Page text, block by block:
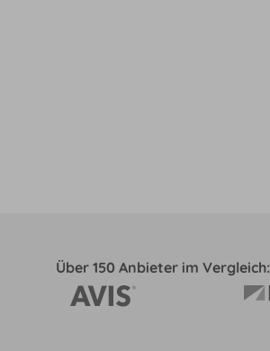
Über 150 Anbieter im Vergleich: